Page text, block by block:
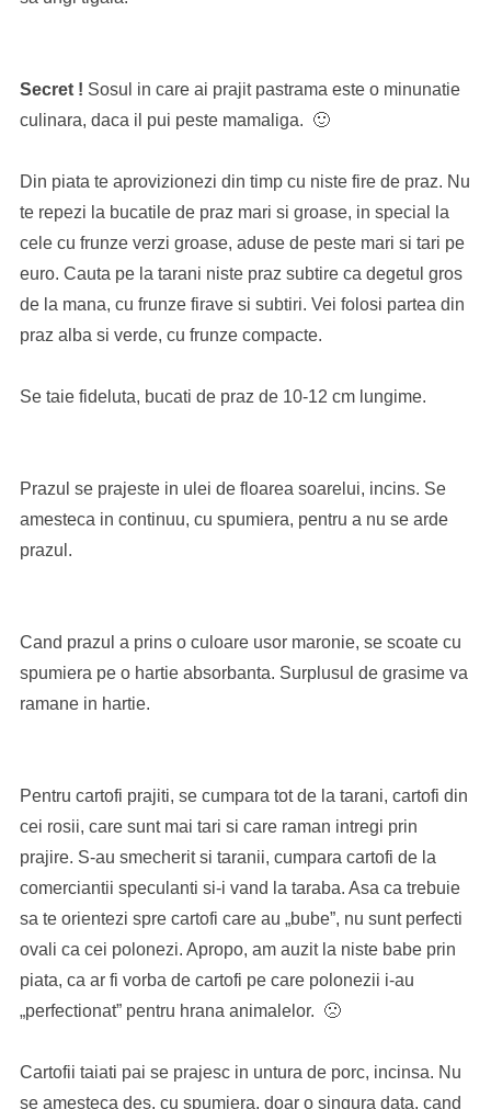
Secret ! Sosul in care ai prajit pastrama este o minunatie
culinara, daca il pui peste mamaliga. 🙂
Din piata te aprovizionezi din timp cu niste fire de praz. Nu
te repezi la bucatile de praz mari si groase, in special la
cele cu frunze verzi groase, aduse de peste mari si tari pe
euro. Cauta pe la tarani niste praz subtire ca degetul gros
de la mana, cu frunze firave si subtiri. Vei folosi partea din
praz alba si verde, cu frunze compacte.
Se taie fideluta, bucati de praz de 10-12 cm lungime.
Prazul se prajeste in ulei de floarea soarelui, incins. Se
amesteca in continuu, cu spumiera, pentru a nu se arde
prazul.
Cand prazul a prins o culoare usor maronie, se scoate cu
spumiera pe o hartie absorbanta. Surplusul de grasime va
ramane in hartie.
Pentru cartofi prajiti, se cumpara tot de la tarani, cartofi din
cei rosii, care sunt mai tari si care raman intregi prin
prajire. S-au smecherit si taranii, cumpara cartofi de la
comerciantii speculanti si-i vand la taraba. Asa ca trebuie
sa te orientezi spre cartofi care au „bube”, nu sunt perfecti
ovali ca cei polonezi. Apropo, am auzit la niste babe prin
piata, ca ar fi vorba de cartofi pe care polonezii i-au
„perfectionat” pentru hrana animalelor. 🙁
Cartofii taiati pai se prajesc in untura de porc, incinsa. Nu
se amesteca des, cu spumiera, doar o singura data, cand